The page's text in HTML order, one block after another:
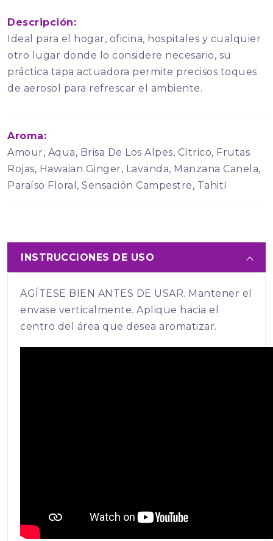
Descripción:
Ideal para el hogar, oficina, hospitales y cualquier
otro lugar donde lo considere necesario, su
práctica tapa actuadora permite precisos toques
de aerosol para refrescar el ambiente.
Aroma:
Amour, Aqua, Brisa De Los Alpes, Cítrico, Frutas
Rojas, Hawaian Ginger, Lavanda, Manzana Canela,
Paraíso Floral, Sensación Campestre, Tahití
INSTRUCCIONES DE USO
AGÍTESE BIEN ANTES DE USAR. Mantener el
envase verticalmente. Aplique hacia el
centro del área que desea aromatizar.